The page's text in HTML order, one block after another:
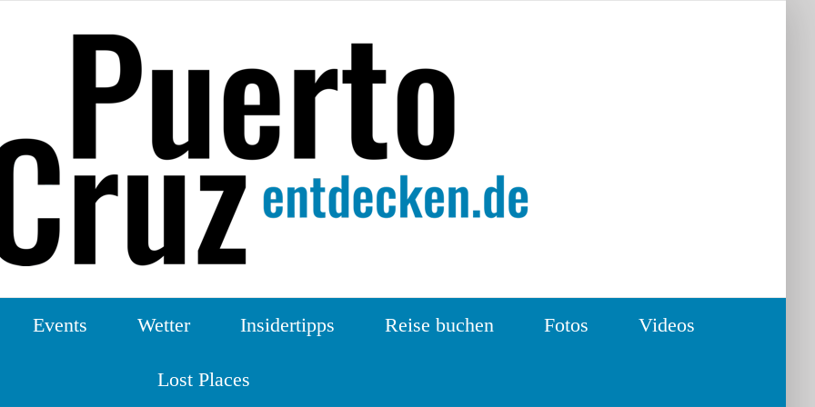
Events Wetter Insidertipps Reise buchen Fotos Videos
Lost Places